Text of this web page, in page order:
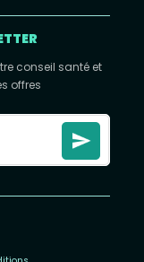
conseil santé et
offres